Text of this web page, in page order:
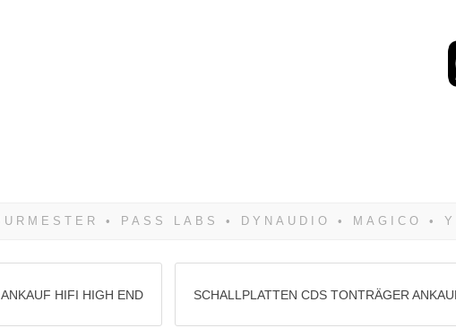
ANKAUF HIFI HIGH END SCHALLPLATTEN CDS TONTRÄGER